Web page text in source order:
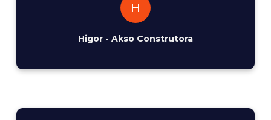
H
Higor - Akso Construtora